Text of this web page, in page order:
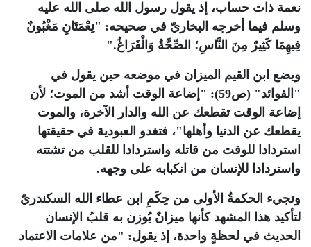
نعمة ذات حساب، إذ يقول رسول الله صلى الله عليه
وسلم فيما أخرجه البخاريّ في صحيحه: "نِعْمَتَانِ مَغْبُونٌ
فِيهِمَا كَثِيرٌ مِنَ النَّاسِ؛ الصِّحَّةُ وَالْفَرَاغُ".
ويضع ابن القيم الميزان في موضعه حين يقول في
"الفوائد" (ص59): "إضاعة الوقت أشد من الموت؛ لأن
إضاعة الوقت تقطعك عن الله والدار الآخرة، والموت
يقطعك عن الدنيا وأهلها"، فتغدو العبودية في حقيقتها
استردادا للوقت من قاتله واستردادا للقلب من تشتته
واستردادا للإنسان من انكبابه على وجهه.
وتجيء الحكمةُ الأولى من حِكَمِ ابن عطاء الله السكندريّ
لتأكيد هذا المشهد كأنها ميزانٌ يُوزن به قلبُ الإنسان
الحديث في لحظةٍ واحدة، إذ يقول: "من علامات الاعتماد